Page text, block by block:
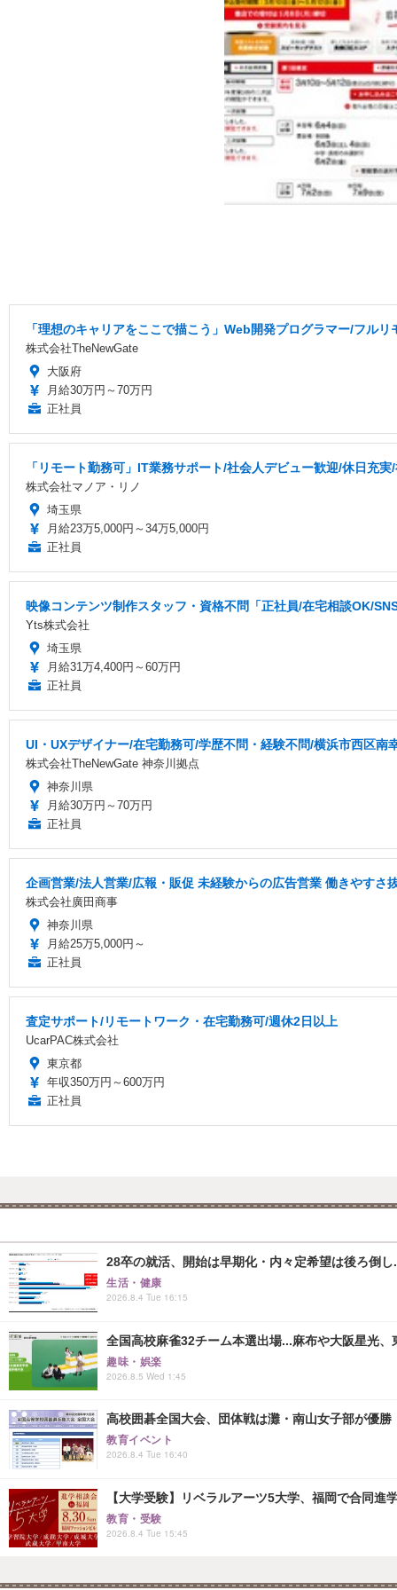
「理想のキャリアをここで描こう」Web開発プログラマー/フル
株式会社TheNewGate
大阪府
月給30万円～70万円
正社員
「リモート勤務可」IT業務サポート/社会人デビュー歓迎/休日充実
株式会社マノア・リノ
埼玉県
月給23万5,000円～34万5,000円
正社員
映像コンテンツ制作スタッフ・資格不問「正社員/在宅相談OK/
Yts株式会社
埼玉県
月給31万4,400円～60万円
正社員
UI・UXデザイナー/在宅勤務可/学歴不問・経験不問/横浜市西区南
株式会社TheNewGate 神奈川拠点
神奈川県
月給30万円～70万円
正社員
企画営業/法人営業/広報・販促 未経験からの広告営業 働きやすさ
株式会社廣田商事
神奈川県
月給25万5,000円～
正社員
査定サポート/リモートワーク・在宅勤務可/週休2日以上
UcarPAC株式会社
東京都
年収350万円～600万円
正社員
28卒の就活、開始は早期化・内々定希望は後ろ倒
生活・健康
2026.8.4 Tue 16:15
全国高校麻雀32チーム本選出場...麻布や大阪星光、
趣味・娯楽
2026.8.5 Wed 1:45
高校囲碁全国大会、団体戦は灘・南山女子部が優勝
教育イベント
2026.8.4 Tue 16:40
【大学受験】リベラルアーツ5大学、福岡で合同
教育・受験
2026.8.4 Tue 15:45